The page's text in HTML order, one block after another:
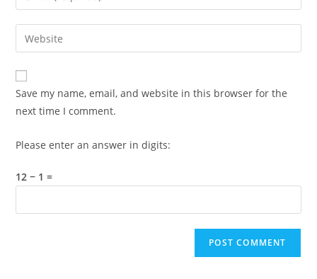
comment
your
email
address
comment
Enter
your
website
URL
(optional)
Save my name, email, and website in this browser for the
next time I comment.
Please enter an answer in digits:
12 − 1 =